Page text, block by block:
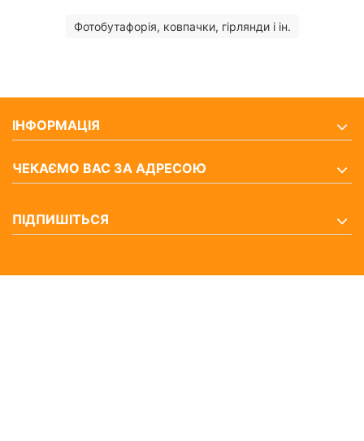
Фотобутафорія, ковпачки, гірлянди і ін.
ІНФОРМАЦІЯ
ЧЕКАЄМО ВАС ЗА АДРЕСОЮ
ПІДПИШІТЬСЯ